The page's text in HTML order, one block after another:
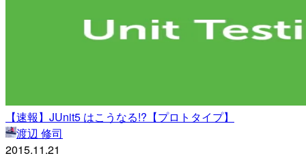
【速報】JUnit5 はこうなる!?【プロトタイプ】
渡辺 修司
2015.11.21